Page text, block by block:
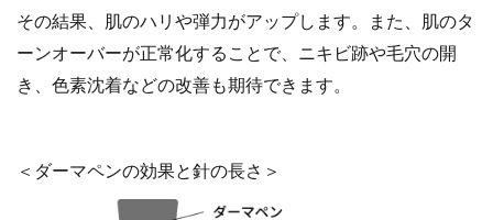
その結果、肌のハリや弾力がアップします。また、肌のタ
ーンオーバーが正常化することで、ニキビ跡や毛穴の開
き、色素沈着などの改善も期待できます。
＜ダーマペンの効果と針の長さ＞